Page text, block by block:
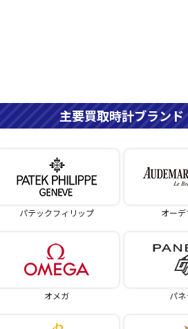
主要買取時計ブランド
パテックフィリップ オー
オメガ パ